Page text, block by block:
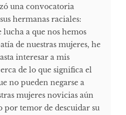
una convocatoria
hermanas raciales:
lucha a que nos hemos
de nuestras mujeres, he
interesar a mis
de lo que significa el
no pueden negarse a
mujeres novicias aún
por temor de descuidar su